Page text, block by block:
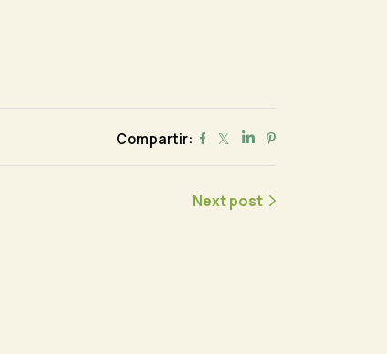
Compartir:
Next post